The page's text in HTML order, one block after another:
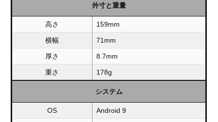
外寸と重量
高さ 159mm
横幅 71mm
厚さ 8.7mm
重さ 178g
システム
OS Android 9